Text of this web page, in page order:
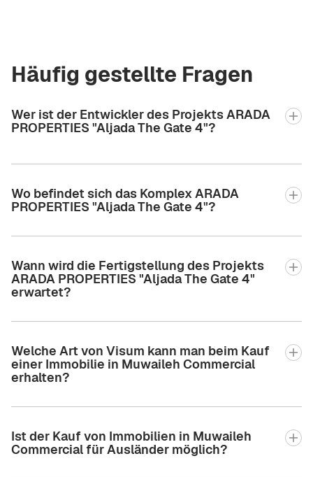
Häufig gestellte Fragen
Wer ist der Entwickler des Projekts ARADA
PROPERTIES "Aljada The Gate 4"?
Wo befindet sich das Komplex ARADA
PROPERTIES "Aljada The Gate 4"?
Wann wird die Fertigstellung des Projekts
ARADA PROPERTIES "Aljada The Gate 4"
erwartet?
Welche Art von Visum kann man beim Kauf
einer Immobilie in Muwaileh Commercial
erhalten?
Ist der Kauf von Immobilien in Muwaileh
Commercial für Ausländer möglich?